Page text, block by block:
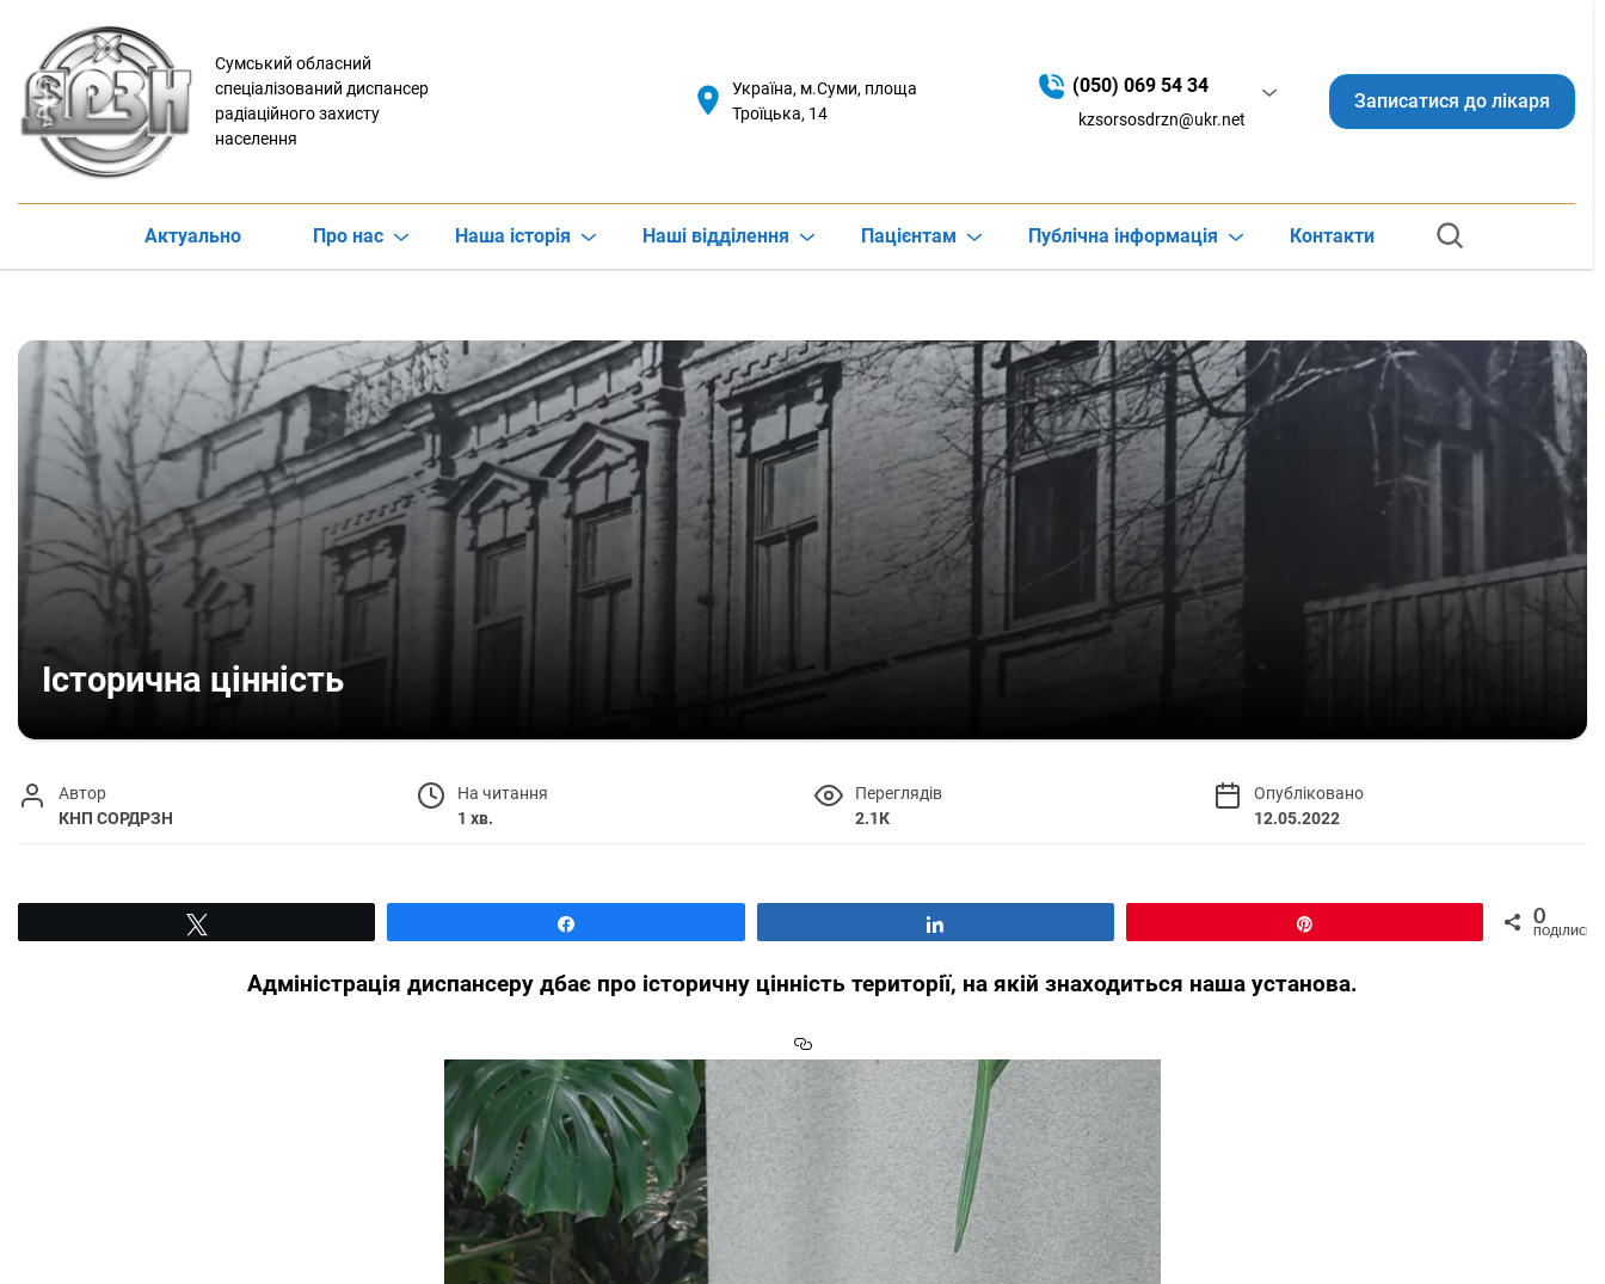
Сумський обласний
спеціалізований диспансер
радіаційного захисту
населення
Україна, м.Суми, площа
Троїцька, 14
(050) 069 54 34
kzsorsosdrzn@ukr.net
Записатися до лікаря
Актуально Про нас Наша історія Наші відділення Пацієнтам Публічна інформація Контакти
Історична цінність
Автор
КНП СОРДРЗН
На читання
1 хв.
Переглядів
2.1К
Опубліковано
12.05.2022
0
ПОДІЛИСЬ
Адміністрація диспансеру дбає про історичну цінність території, на якій знаходиться наша установа.